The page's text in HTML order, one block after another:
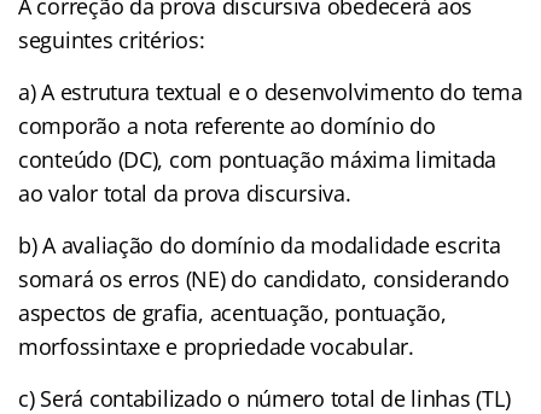
A correção da prova discursiva obedecerá aos
seguintes critérios:
a) A estrutura textual e o desenvolvimento do tema
comporão a nota referente ao domínio do
conteúdo (DC), com pontuação máxima limitada
ao valor total da prova discursiva.
b) A avaliação do domínio da modalidade escrita
somará os erros (NE) do candidato, considerando
aspectos de grafia, acentuação, pontuação,
morfossintaxe e propriedade vocabular.
c) Será contabilizado o número total de linhas (TL)